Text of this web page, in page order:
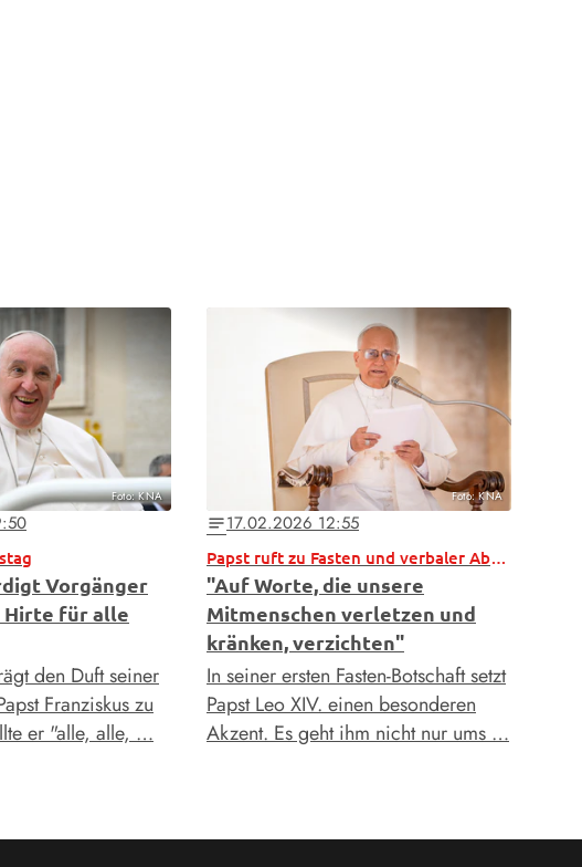
Foto: KNA
Vorgänger
Hirte für alle
den Duft seiner
Franziskus zu
er "alle, alle, …
Foto: KNA
notes17.02.2026 12:55
Papst ruft zu Fasten und verbaler Abrüstung auf
"Auf Worte, die unsere
Mitmenschen verletzen und
kränken, verzichten"
In seiner ersten Fasten-Botschaft setzt
Papst Leo XIV. einen besonderen
Akzent. Es geht ihm nicht nur ums …